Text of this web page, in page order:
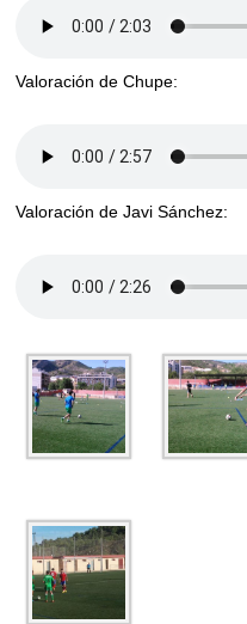
Valoración de Chupe:
Valoración de Javi Sánchez: